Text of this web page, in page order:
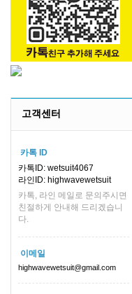
고객센터
카톡 ID
카톡ID: wetsuit4067
라인ID: highwavewetsuit
카톡, 라인 메일로 문의주시면
친절하게 안내해 드리겠습니
다.
이메일
highwavewetsuit@gmail.com